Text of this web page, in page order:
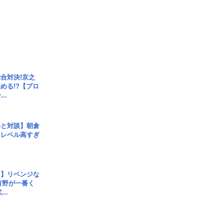
対決!京之
る!?【プロ
と対談】朝倉
ベル高すぎ
】リベンジな
が一番く
...